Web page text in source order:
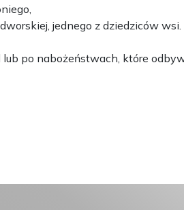
jednego z dziedziców wsi.
po nabożeństwach, które